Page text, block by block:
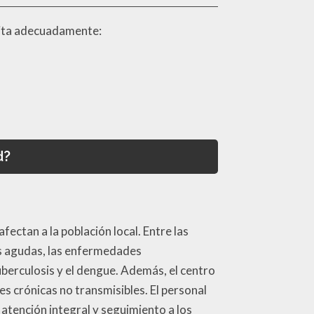
adecuadamente:
a la población local. Entre las
las enfermedades
y el dengue. Además, el centro
crónicas no transmisibles. El personal
integral y seguimiento a los